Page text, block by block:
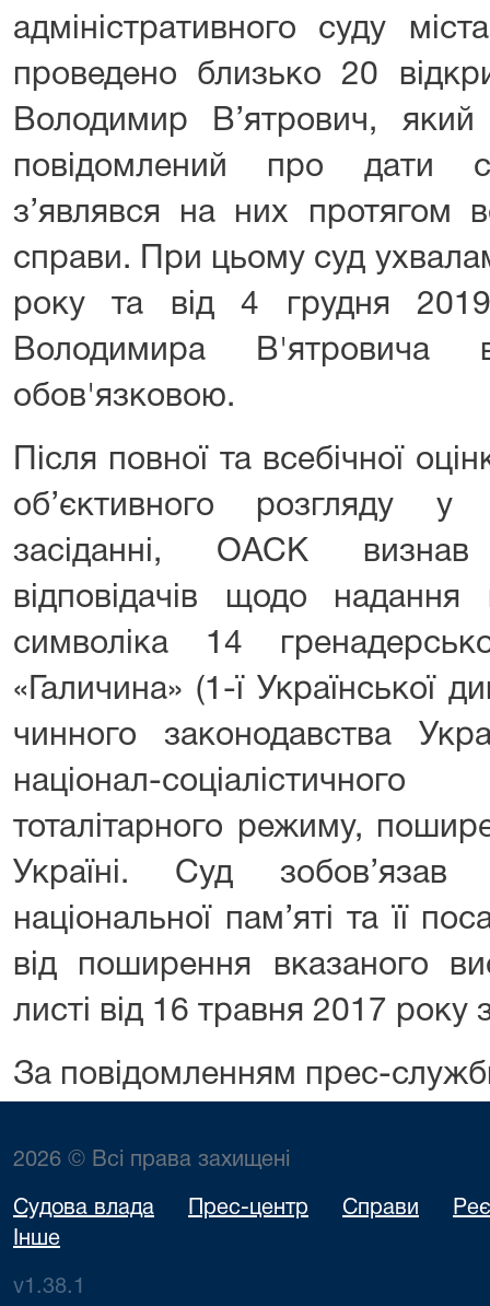
адміністративного суду
проведено близько 20
Володимир В’ятрович,
повідомлений про дати
з’являвся на них протягом
справи. При цьому суд
року та від 4 грудня
Володимира В'ятровича
обов'язковою.
Після повної та всебічної
об’єктивного розгляду у
засіданні, ОАСК визнав
відповідачів щодо
символіка 14
«Галичина» (1-ї Української
чинного законодавства
націонал-
тоталітарного режиму,
Україні. Суд зобов’язав
національної пам’яті та її
від поширення вказаного
листі від 16 травня 2017
За повідомленням прес-
2026 © Всі права захищені
Судова влада Прес-центр Справи
Інше
v1.38.1